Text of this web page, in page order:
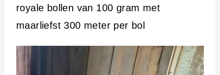
royale bollen van 100 gram met
maarliefst 300 meter per bol